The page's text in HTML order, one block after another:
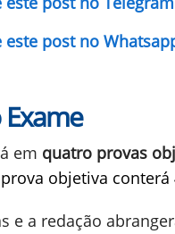
de inscrições
o estado,
que normalmente
de inscrições,
da Educação